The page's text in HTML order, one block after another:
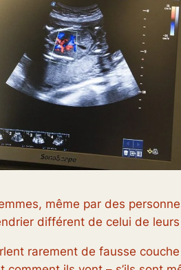
même par des
différent de celui de
rarement de fausse